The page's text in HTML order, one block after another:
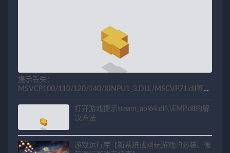
提示丢失：
MSVCP100/110/120/140/XINPU1_3.DLL/MSCVP71.dll等相
关问题解决方法
打开游戏提示steam_api64.dll\\EMP.dll的解
决方法
游戏运行库【新系统或刚玩游戏的必装、微